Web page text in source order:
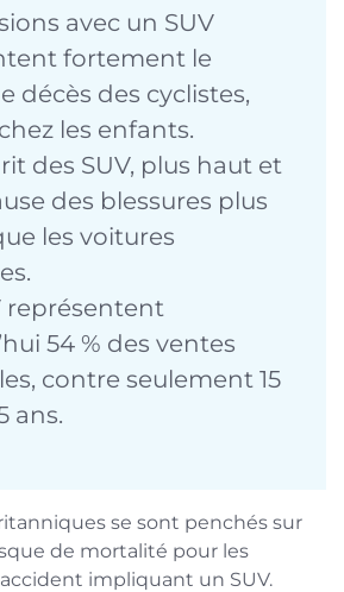
avec un SUV
fortement le
décès des cyclistes,
les enfants.
des SUV, plus haut et
des blessures plus
les voitures
représentent
54 % des ventes
contre seulement 15
ans.
se sont penchés sur
de mortalité pour les
impliquant un SUV.